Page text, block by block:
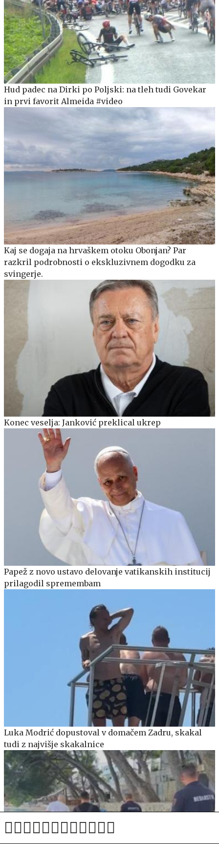
Hud padec na Dirki po Poljski: na tleh tudi Govekar
in prvi favorit Almeida #video
Kaj se dogaja na hrvaškem otoku Obonjan? Par
razkril podrobnosti o ekskluzivnem dogodku za
svingerje.
Konec veselja: Janković preklical ukrep
Papež z novo ustavo delovanje vatikanskih institucij
prilagodil spremembam
Luka Modrić dopustoval v domačem Zadru, skakal
tudi z najvišje skakalnice